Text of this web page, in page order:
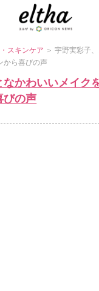
スキンケア ＞ 宇野実彩子
ら喜びの声
なかわいいメイ
びの声